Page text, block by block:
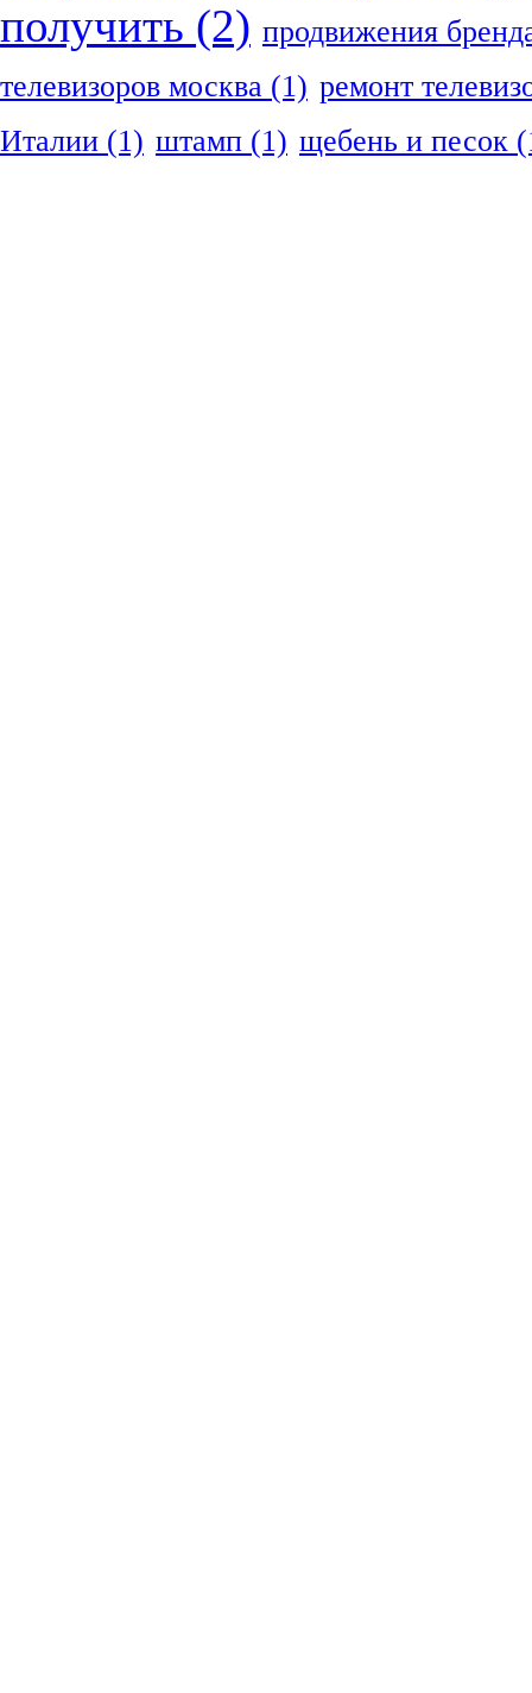
получить (2) продвижения
телевизоров москва (1) ремонт
Италии (1) штамп (1) щебень и песок